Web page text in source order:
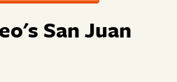
San Juan